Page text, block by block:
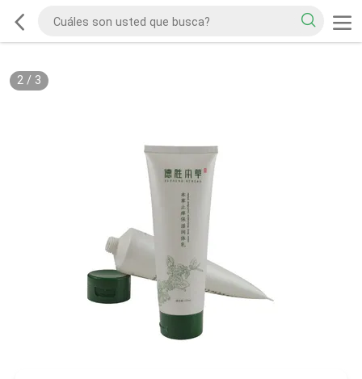
2/ 3